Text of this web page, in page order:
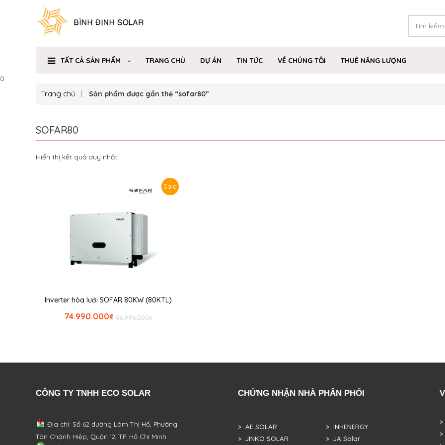
TẤT CẢ SẢN PHẨM TRANG CHỦ DỰ ÁN TIN TỨC VỀ CHÚNG TÔI
THUÊ NĂNG LƯỢNG
0
Trang chủ Sản phẩm được gắn thẻ “sofar80”
SOFAR80
Hiển thị kết quả duy nhất
Sale
Inverter hòa lưới SOFAR 80KW (80KTL)
₫
86.996.000
₫
74.990.000
CÔNG TY TNHH ECO SOLAR
Địa chỉ: Số 62 đường Lâm Thị Hố, Phường
Tân Chánh Hiệp, Quận 12, TP. Hồ Chí Minh
CHỨNG NHẬN NHÀ PHÂN PHỐI
> AE SOLAR
> JINKO SOLAR
> INHENERGY
> JA Solar
>